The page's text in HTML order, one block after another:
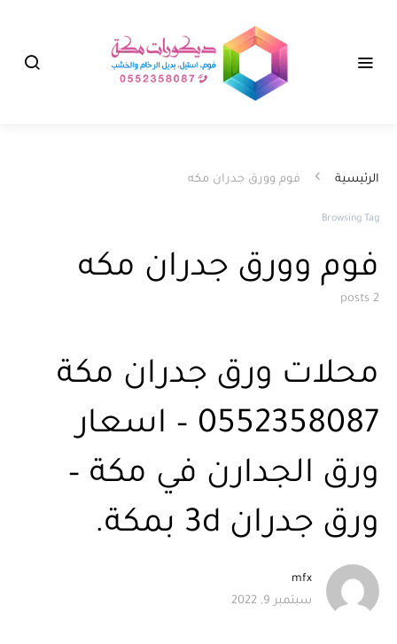
الرئيسية فوم وورق جدران مكه
Browsing Tag
فوم وورق جدران مكه
2 posts
محلات ورق جدران مكة
0552358087 – اسعار
ورق الجدارن في مكة –
ورق جدران 3d بمكة.
mfx
سبتمبر 9, 2022